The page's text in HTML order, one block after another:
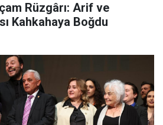
Rüzgârı: Arif ve
Kahkahaya Boğdu